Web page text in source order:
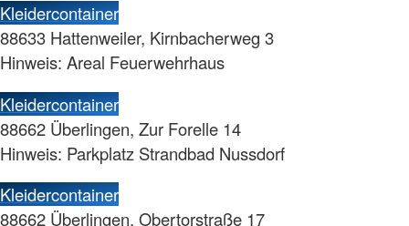
Kleidercontainer
88633 Hattenweiler, Kirnbacherweg 3
Hinweis: Areal Feuerwehrhaus
Kleidercontainer
88662 Überlingen, Zur Forelle 14
Hinweis: Parkplatz Strandbad Nussdorf
Kleidercontainer
88662 Überlingen, Obertorstraße 17